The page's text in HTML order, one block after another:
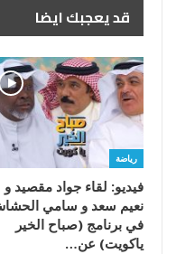
قد يعجبك ايضا
رياضة
فيديو: لقاء جواد مقصيد و
نعيم سعد و سامي
في برنامج (صباح الخير
ياكويت) عن…